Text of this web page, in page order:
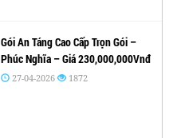
Gói An Táng Cao Cấp Trọn Gói –
Phúc Nghĩa – Giá 230,000,000Vnđ
27-04-2026 1872